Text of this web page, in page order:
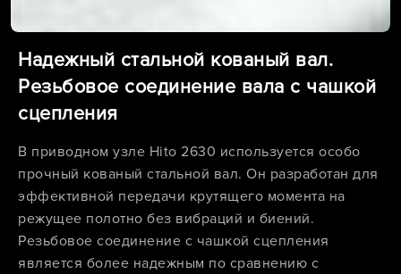
Надежный стальной кованый вал.
Резьбовое соединение вала с чашкой
сцепления
В приводном узле Hito 2630 используется особо
прочный кованый стальной вал. Он разработан для
эффективной передачи крутящего момента на
режущее полотно без вибраций и биений.
Резьбовое соединение с чашкой сцепления
является более надежным по сравнению с